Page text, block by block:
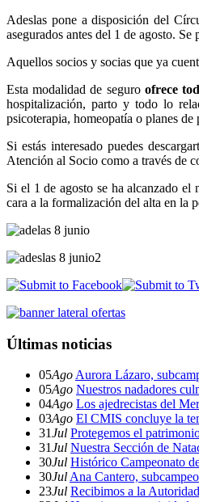
Adeslas pone a disposición del
asegurados antes del 1 de agosto.
Aquellos socios y socias que ya
Esta modalidad de seguro ofrece
hospitalización, parto y todo lo
psicoterapia, homeopatía o planes
Si estás interesado puedes
Atención al Socio como a través de
Si el 1 de agosto se ha alcanzado
cara a la formalización del alta en la
Últimas noticias
05Ago Aurora Lázaro,
05Ago Nuestros nadadores
04Ago Los ajedrecistas del
03Ago El CMIS concluye la
31Jul Protegemos el
31Jul Nuestra Sección de
30Jul Histórico Campeonato
30Jul Ana Cantero,
23Jul Recibimos a la